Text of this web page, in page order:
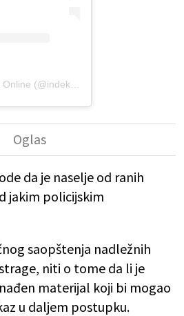
da je naselje od ranih
jakim policijskim
saopštenja nadležnih
niti o tome da li je
materijal koji bi mogao
u daljem postupku.